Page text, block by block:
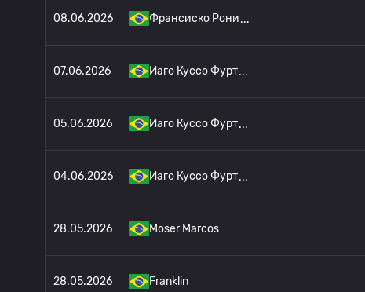
08.06.2026 Франсиско Рони
07.06.2026 Иаго Куссо Фурт
05.06.2026 Иаго Куссо Фурт
04.06.2026 Иаго Куссо Фурт
28.05.2026 Moser Marcos
28.05.2026 Franklin